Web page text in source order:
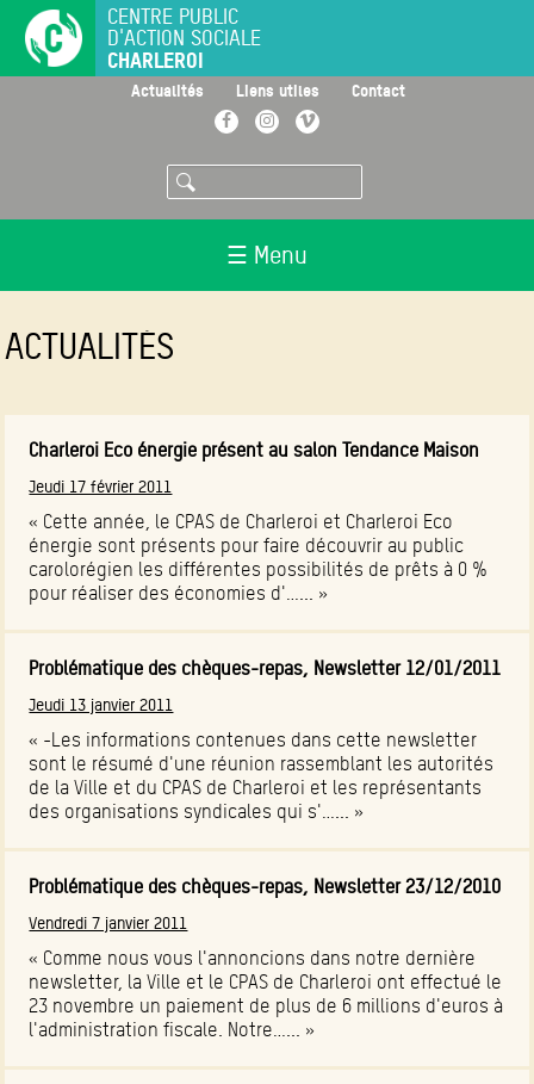
principal
CENTRE PUBLIC
D'ACTION SOCIALE
CHARLEROI
Actualités Liens utiles Contact
FacebookInstagramVimeo
Rechercher
☰ Menu
ACTUALITÉS
Charleroi Eco énergie présent au salon Tendance Maison
Jeudi 17 février 2011
« Cette année, le CPAS de Charleroi et Charleroi Eco
énergie sont présents pour faire découvrir au public
carolorégien les différentes possibilités de prêts à 0 %
pour réaliser des économies d'…... »
Problématique des chèques-repas, Newsletter 12/01/2011
Jeudi 13 janvier 2011
« -Les informations contenues dans cette newsletter
sont le résumé d'une réunion rassemblant les autorités
de la Ville et du CPAS de Charleroi et les représentants
des organisations syndicales qui s'…... »
Problématique des chèques-repas, Newsletter 23/12/2010
Vendredi 7 janvier 2011
« Comme nous vous l'annoncions dans notre dernière
newsletter, la Ville et le CPAS de Charleroi ont effectué le
23 novembre un paiement de plus de 6 millions d'euros à
l'administration fiscale. Notre…... »